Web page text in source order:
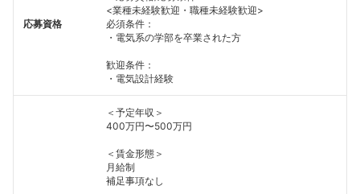
応募資格
<業種未経験歓迎・職種未経験歓迎>
必須条件：
・電気系の学部を卒業された方
歓迎条件：
・電気設計経験
＜予定年収＞
400万円〜500万円
＜賃金形態＞
月給制
補足事項なし